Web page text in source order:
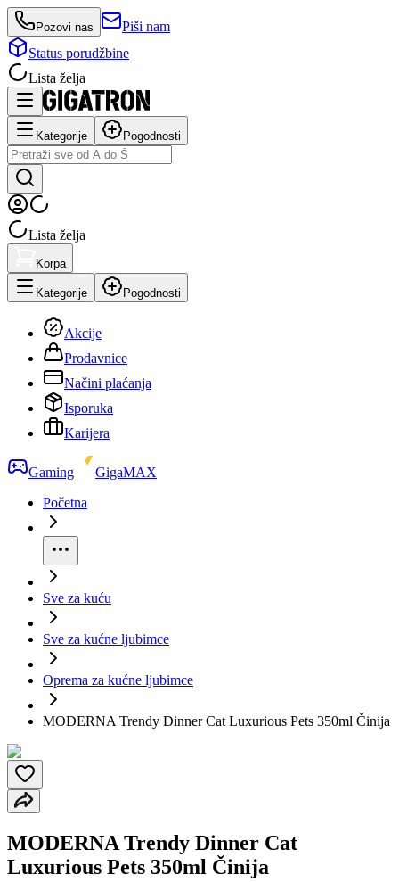
Pozovi nas
Piši nam
Status porudžbine
Lista želja
Kategorije Pogodnosti
Lista želja
Korpa
Kategorije Pogodnosti
Akcije
Prodavnice
Načini plaćanja
Isporuka
Karijera
Gaming
GigaMAX
Početna
Sve za kuću
Sve za kućne ljubimce
Oprema za kućne ljubimce
MODERNA Trendy Dinner Cat Luxurious Pets 350ml Činija
MODERNA Trendy Dinner Cat
Luxurious Pets 350ml Činija